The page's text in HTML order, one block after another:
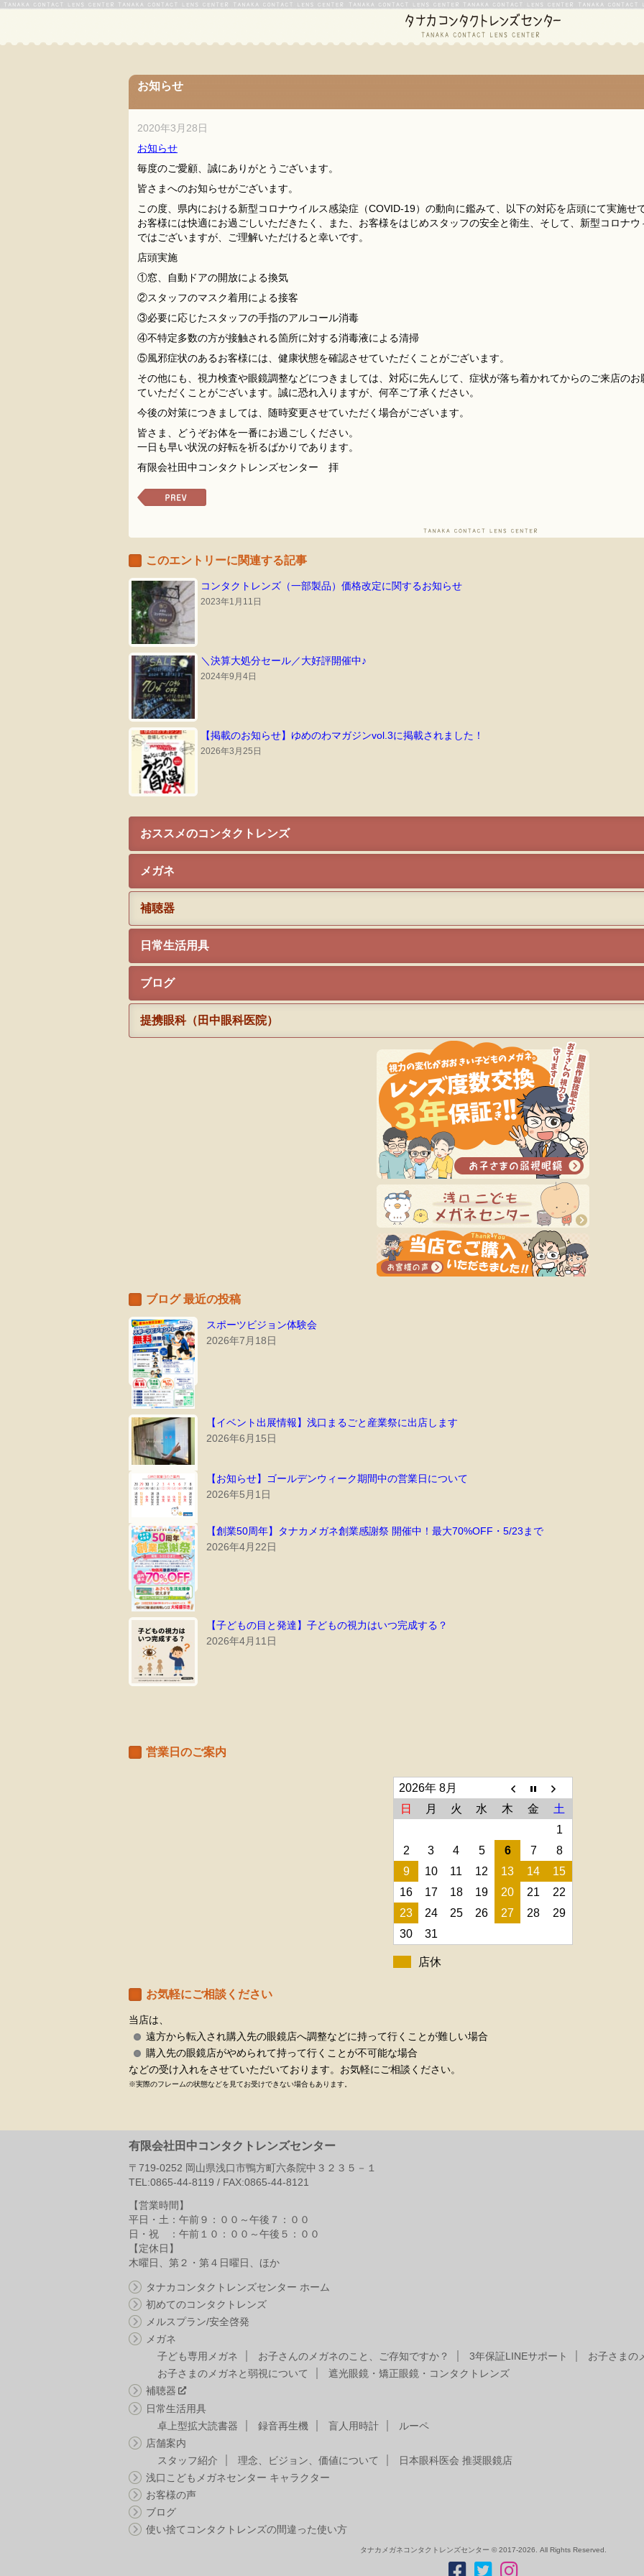
お知らせ
2020年3月28日
お知らせ
毎度のご愛顧、誠にありがとうございます。
皆さまへのお知らせがございます。
この度、県内における新型コロナウイルス感染症（COVID-19）の動向に鑑みて、以下の対応を店頭にて実施せ
お客様には快適にお過ごしいただきたく、また、お客様をはじめスタッフの安全と衛生、そして、新型コロナ
ではございますが、ご理解いただけると幸いです。
店頭実施
①窓、自動ドアの開放による換気
②スタッフのマスク着用による接客
③必要に応じたスタッフの手指のアルコール消毒
④不特定多数の方が接触される箇所に対する消毒液による清掃
⑤風邪症状のあるお客様には、健康状態を確認させていただくことがございます。
その他にも、視力検査や眼鏡調整などにつきましては、対応に先んじて、症状が落ち着かれてからのご来店の
ていただくことがございます。誠に恐れ入りますが、何卒ご了承ください。
今後の対策につきましては、随時変更させていただく場合がございます。
皆さま、どうぞお体を一番にお過ごしください。
一日も早い状況の好転を祈るばかりであります。
有限会社田中コンタクトレンズセンター 拝
前
の
ー
ジ
このエントリーに関連する記事
コンタクトレンズ（一部製品）価格改定に関するお知らせ
2023年1月11日
＼決算大処分セール／大好評開催中♪
2024年9月4日
【掲載のお知らせ】ゆめのわマガジンvol.3に掲載されました！
2026年3月25日
おススメのコンタクトレンズ
メガネ
補聴器
日常生活用具
ブログ
提携眼科（田中眼科医院）
ブログ 最近の投稿
スポーツビジョン体験会
2026年7月18日
【イベント出展情報】浅口まるごと産業祭に出店します
2026年6月15日
【お知らせ】ゴールデンウィーク期間中の営業日について
2026年5月1日
【創業50周年】タナカメガネ創業感謝祭 開催中！最大70%OFF・5/23まで
2026年4月22日
【子どもの目と発達】子どもの視力はいつ完成する？
2026年4月11日
営業日のご案内
2026年 8月
日
月 火 水 木 金
土
1
2
3 4 5 6 7
8
9
10 11 12 13 14
15
16
17 18 19 20 21
22
23
24 25 26 27 28
29
30
31
店休
お気軽にご相談ください
当店は、
遠方から転入され購入先の眼鏡店へ調整などに持って行くことが難しい場合
購入先の眼鏡店がやめられて持って行くことが不可能な場合
などの受け入れをさせていただいております。お気軽にご相談ください。
※実際のフレームの状態などを見てお受けできない場合もあります。
有限会社田中コンタクトレンズセンター
〒 719-0252 岡山県浅口市鴨方町六条院中３２３５－１
TEL:0865-44-8119 / FAX:0865-44-8121
【営業時間】
平日・土：午前９：００～午後７：００
日・祝 ：午前１０：００～午後５：００
【定休日】
木曜日、第２・第４日曜日、ほか
タナカコンタクトレンズセンター ホーム
初めてのコンタクトレンズ
メルスプラン/安全啓発
メガネ
子ども専用メガネ
お子さんのメガネのこと、ご存知ですか？ 3年保証LINEサポート
お子さまの
お子さまのメガネと弱視について
遮光眼鏡・矯正眼鏡・コンタクトレンズ
補聴器
日常生活用具
卓上型拡大読書器
録音再生機 盲人用時計
ルーペ
店舗案内
スタッフ紹介
理念、ビジョン、価値について
日本眼科医会 推奨眼鏡店
浅口こどもメガネセンター キャラクター
お客様の声
ブログ
使い捨てコンタクトレンズの間違った使い方
タナカメガネコンタクトレンズセンター © 2017-2026. All Rights Reserved.